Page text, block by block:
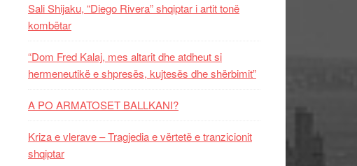
Sali Shijaku, “Diego Rivera” shqiptar i artit tonë
kombëtar
“Dom Fred Kalaj, mes altarit dhe atdheut si
hermeneutikë e shpresës, kujtesës dhe shërbimit”
A PO ARMATOSET BALLKANI?
Kriza e vlerave – Tragjedia e vërtetë e tranzicionit
shqiptar